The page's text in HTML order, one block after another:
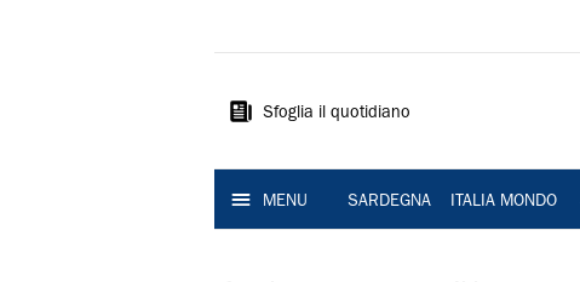
Sardegna
Sfoglia il quotidiano
MENU SARDEGNA ITALIA MONDO